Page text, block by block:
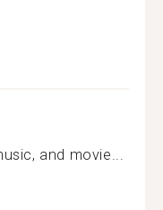
and movie...